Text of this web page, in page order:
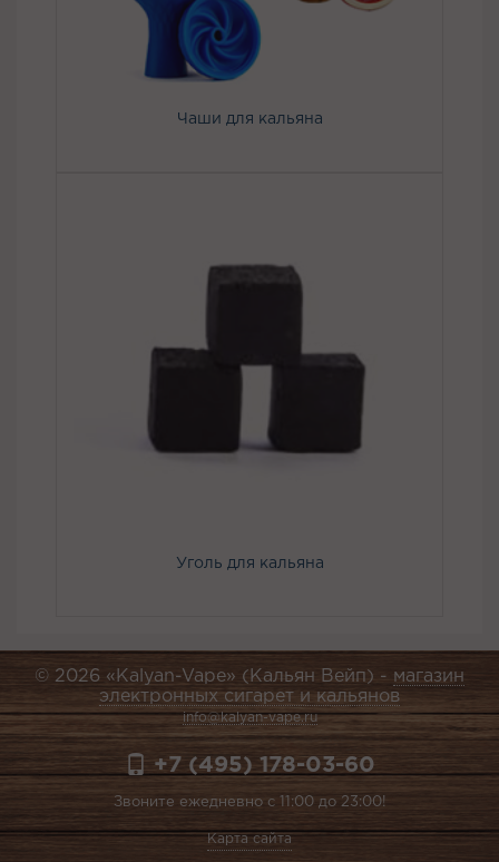
Чаши для кальяна
Уголь для кальяна
© 2026 «Kalyan-Vape» (Кальян Вейп) - магазин
электронных сигарет и кальянов
info@kalyan-vape.ru
+7 (495) 178-03-60
Звоните ежедневно с 11:00 до 23:00!
Карта сайта